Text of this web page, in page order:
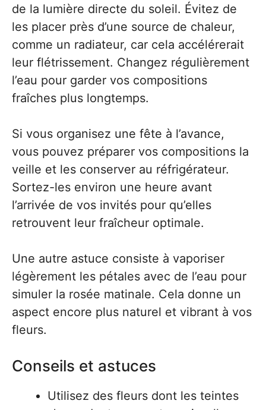
de la lumière directe du soleil. Évitez de
les placer près d’une source de chaleur,
comme un radiateur, car cela accélérerait
leur flétrissement. Changez régulièrement
l’eau pour garder vos compositions
fraîches plus longtemps.
Si vous organisez une fête à l’avance,
vous pouvez préparer vos compositions la
veille et les conserver au réfrigérateur.
Sortez-les environ une heure avant
l’arrivée de vos invités pour qu’elles
retrouvent leur fraîcheur optimale.
Une autre astuce consiste à vaporiser
légèrement les pétales avec de l’eau pour
simuler la rosée matinale. Cela donne un
aspect encore plus naturel et vibrant à vos
fleurs.
Conseils et astuces
Utilisez des fleurs dont les teintes